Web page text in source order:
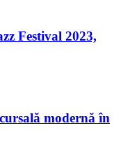
Festival 2023,
modernă în